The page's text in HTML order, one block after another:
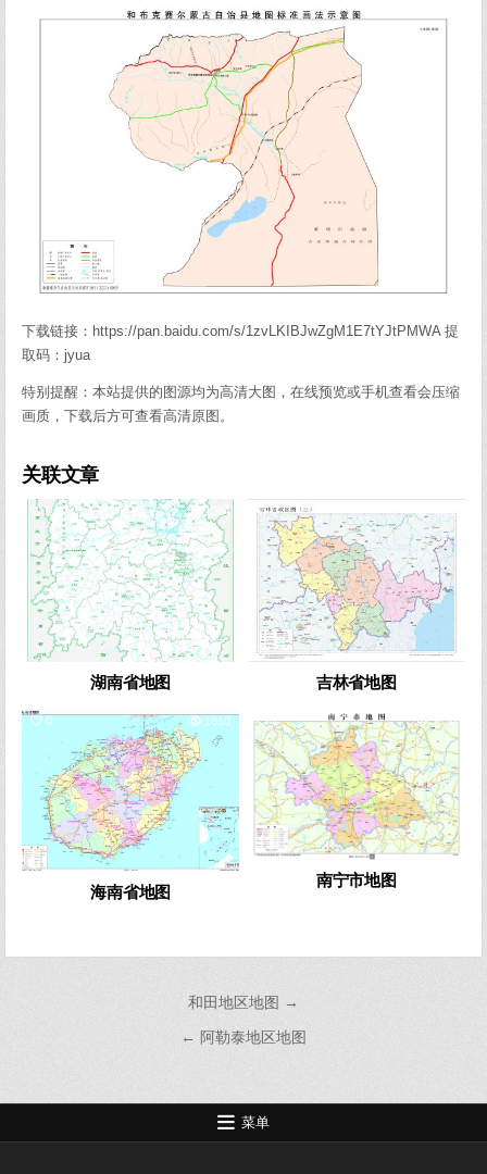
下载链接：https://pan.baidu.com/s/1zvLKIBJwZgM1E7tYJtPMWA 提
取码：jyua
特别提醒：本站提供的图源均为高清大图，在线预览或手机查看会压缩
画质，下载后方可查看高清原图。
关联文章
0 1084
湖南省地图
0 4331
吉林省地图
0 1610
海南省地图
1 3630
南宁市地图
航
和田地区地图 →
← 阿勒泰地区地图
菜单